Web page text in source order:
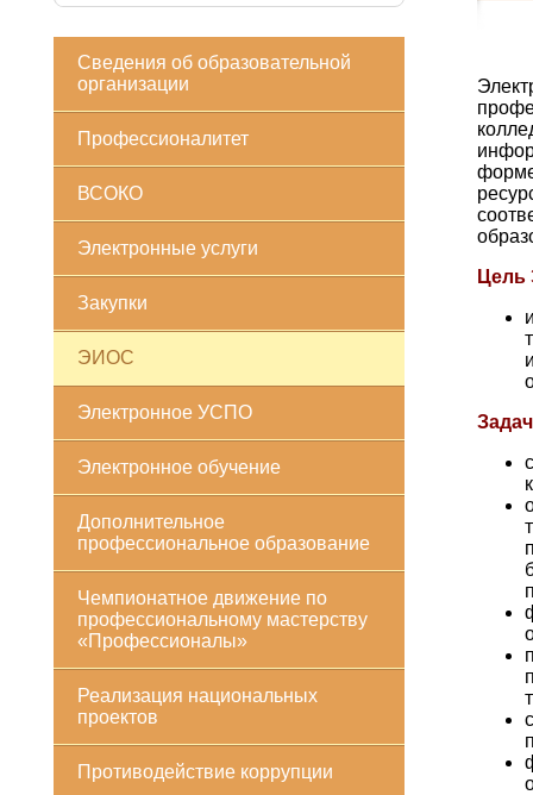
Сведения об образовательной
организации
Профессионалитет
ВСОКО
Электронные услуги
Закупки
ЭИОС
Электронное УСПО
Электронное обучение
Дополнительное
профессиональное образование
Чемпионатное движение по
профессиональному мастерству
«Профессионалы»
Реализация национальных
проектов
Противодействие коррупции
Цель